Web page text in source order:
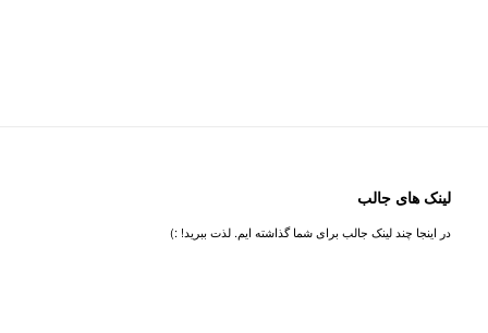
لینک های جالب
در اینجا چند لینک جالب برای شما گذاشته ایم. لذت ببرید! :)